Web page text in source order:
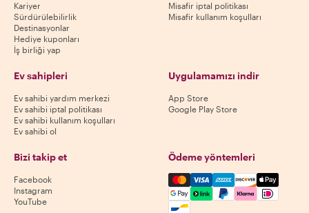
Kariyer
Sürdürülebilirlik
Destinasyonlar
Hediye kuponları
İş birliği yap
Misafir iptal politikası
Misafir kullanım koşulları
Ev sahipleri
Ev sahibi yardım merkezi
Ev sahibi iptal politikası
Ev sahibi kullanım koşulları
Ev sahibi ol
Uygulamamızı indir
App Store
Google Play Store
Bizi takip et
Facebook
Instagram
YouTube
Ödeme yöntemleri
Mastercard, Visa, Amex,